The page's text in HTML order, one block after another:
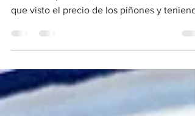
en vez de piñones, lleva almendras. Cierto
que visto el precio de los piñones y